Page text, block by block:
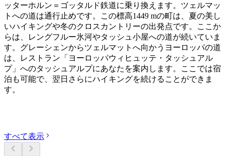
ッターホルン＝ゴッタルド鉄道に乗り換えます。ツェルマッ
トへの道は通行止めです。この標高1449 mの町は、夏の美し
いハイキングや冬のクロスカントリーの出発点です。ここか
らは、レングフルー氷河やタッシュ小屋への道が続いていま
す。グレーシェンからツェルマットへ向かうヨーロッパの道
は、レストラン「ヨーロッパウィヒュッテ・タッシュアル
プ」へのタッシュアルプにあなたを案内します。ここでは宿
泊も可能で、翌日さらにハイキングを続けることができま
す。
すべて表示